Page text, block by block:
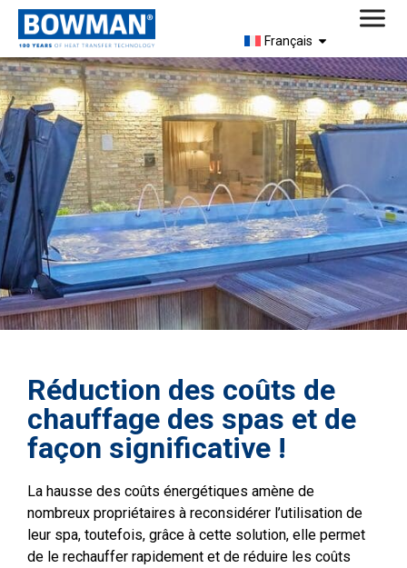
Français
Réduction des coûts de
chauffage des spas et de
façon significative !
La hausse des coûts énergétiques amène de
nombreux propriétaires à reconsidérer l’utilisation de
leur spa, toutefois, grâce à cette solution, elle permet
de le rechauffer rapidement et de réduire les coûts